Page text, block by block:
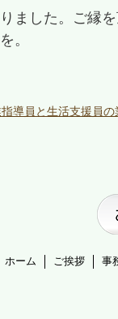
ました。ご縁
。
導員と生活支援員の
ホーム ご挨拶 事